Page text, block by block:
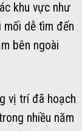
khu vực như
mối dễ tìm đến
bên ngoài
vị trí đã hoạch
nhiều năm